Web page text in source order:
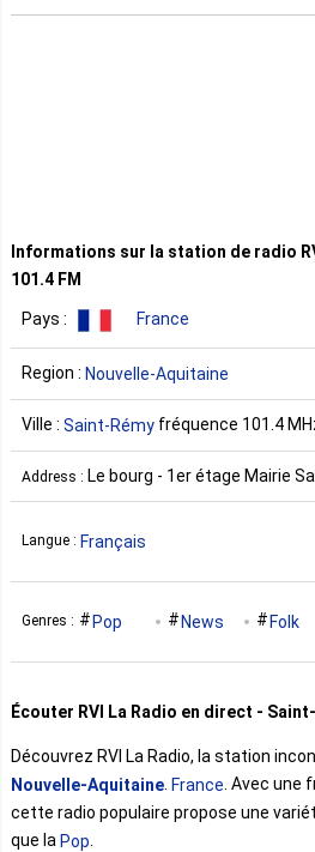
Informations sur la station de radio
101.4 FM
Pays : France
Region : Nouvelle-Aquitaine
Ville : Saint-Rémy fréquence 101.4
Address : Le bourg - 1er étage Mairie
24700
Langue : Français
Genres : Pop News Folk
Écouter RVI La Radio en direct -
Découvrez RVI La Radio, la station
Nouvelle-Aquitaine. France. Avec une
cette radio populaire propose une
que la Pop